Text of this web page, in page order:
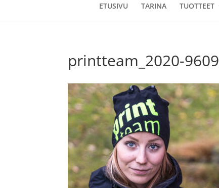
ETUSIVU TARINA TUOTTEET
printteam_2020-9609